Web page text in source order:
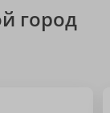
город